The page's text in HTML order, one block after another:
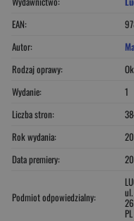
EAN:
Autor:
Rodzaj oprawy:
Wydanie:
1
Liczba stron:
Rok wydania:
Data premiery:
Podmiot odpowiedzialny:
PL